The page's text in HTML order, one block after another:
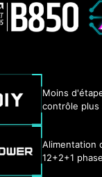
Moins
contrôle plus
Alimentation
12+2+1